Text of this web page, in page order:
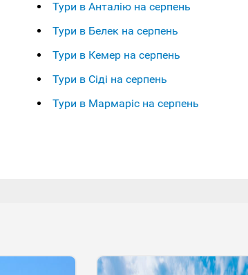
Тури в Анталію на серпень
Тури в Белек на серпень
Тури в Кемер на серпень
Тури в Сіді на серпень
Тури в Мармаріс на серпень